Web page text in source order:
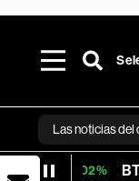
Las noticias del
BTC/USD